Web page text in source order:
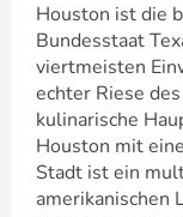
Houston ist die
Bundesstaat
viertmeisten
echter Riese
kulinarische
Houston mit
Stadt ist ein
amerikanischen